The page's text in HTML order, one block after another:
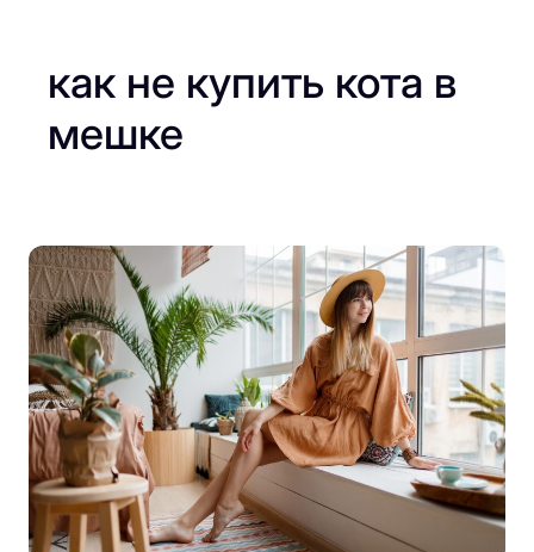
как не купить кота в
мешке